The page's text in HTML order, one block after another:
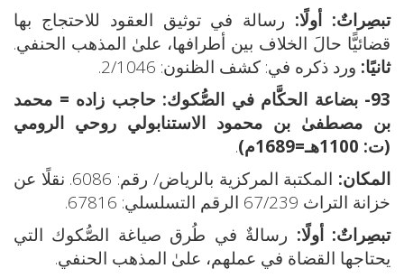
تبصِراتٌ: أولًا: رسالة في توثيق العقود للاحتجاج بها
قضائيًّا حالَ الخلاف بين أطرافها، علىٰ المذهب الحنفي.
ثانيًا: ورد ذكره في: كشف الظنون: 2/1046.
93- بضاعة الحكَّام في الصُّكوك:
حاجب زاده = محمد
بن مصطفىٰ بن محمود الاستنابولي روحي الرومي
(ت: 1100هـ=1689م)
.
المكان:
المكتبة المركزية بالرياض/ رقم: 6086. نقلًا عن
خزانة التراث 67/239 الرقم التسلسلي: 67816.
تبصِراتٌ: أولًا: رسالةٌ في طُرق صياغة الصُّكوك التي
يحتاجها القضاة في عملهم، علىٰ المذهب الحنفي.